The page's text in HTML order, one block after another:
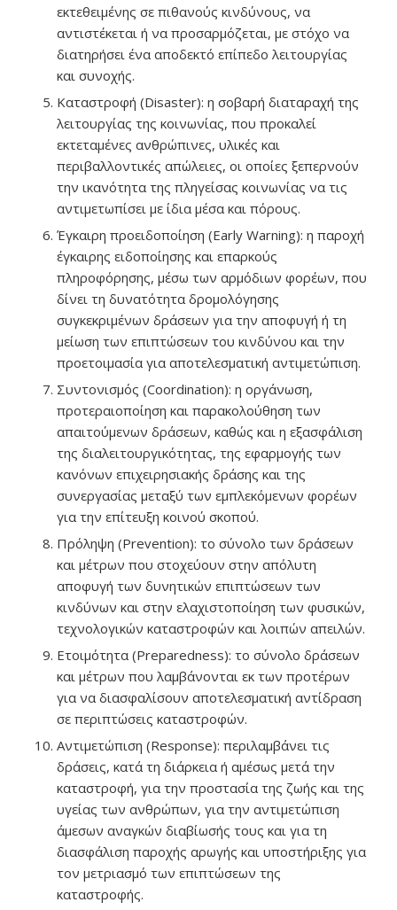
εκτεθειμένης σε πιθανούς κινδύνους, να
αντιστέκεται ή να προσαρμόζεται, με στόχο να
διατηρήσει ένα αποδεκτό επίπεδο λειτουργίας
και συνοχής.
Καταστροφή (Disaster): η σοβαρή διαταραχή της
λειτουργίας της κοινωνίας, που προκαλεί
εκτεταμένες ανθρώπινες, υλικές και
περιβαλλοντικές απώλειες, οι οποίες ξεπερνούν
την ικανότητα της πληγείσας κοινωνίας να τις
αντιμετωπίσει με ίδια μέσα και πόρους.
Έγκαιρη προειδοποίηση (Early Warning): η παροχή
έγκαιρης ειδοποίησης και επαρκούς
πληροφόρησης, μέσω των αρμόδιων φορέων, που
δίνει τη δυνατότητα δρομολόγησης
συγκεκριμένων δράσεων για την αποφυγή ή τη
μείωση των επιπτώσεων του κινδύνου και την
προετοιμασία για αποτελεσματική αντιμετώπιση.
Συντονισμός (Coordination): η οργάνωση,
προτεραιοποίηση και παρακολούθηση των
απαιτούμενων δράσεων, καθώς και η εξασφάλιση
της διαλειτουργικότητας, της εφαρμογής των
κανόνων επιχειρησιακής δράσης και της
συνεργασίας μεταξύ των εμπλεκόμενων φορέων
για την επίτευξη κοινού σκοπού.
Πρόληψη (Prevention): το σύνολο των δράσεων
και μέτρων που στοχεύουν στην απόλυτη
αποφυγή των δυνητικών επιπτώσεων των
κινδύνων και στην ελαχιστοποίηση των φυσικών,
τεχνολογικών καταστροφών και λοιπών απειλών.
Ετοιμότητα (Preparedness): το σύνολο δράσεων
και μέτρων που λαμβάνονται εκ των προτέρων
για να διασφαλίσουν αποτελεσματική αντίδραση
σε περιπτώσεις καταστροφών.
Αντιμετώπιση (Response): περιλαμβάνει τις
δράσεις, κατά τη διάρκεια ή αμέσως μετά την
καταστροφή, για την προστασία της ζωής και της
υγείας των ανθρώπων, για την αντιμετώπιση
άμεσων αναγκών διαβίωσής τους και για τη
διασφάλιση παροχής αρωγής και υποστήριξης για
τον μετριασμό των επιπτώσεων της
καταστροφής.